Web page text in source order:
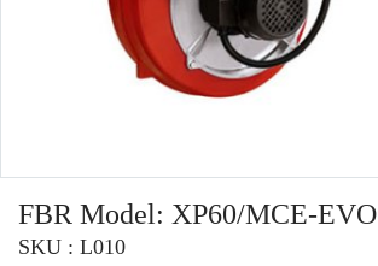
FBR Model: XP60/MCE-EVO
SKU : L010